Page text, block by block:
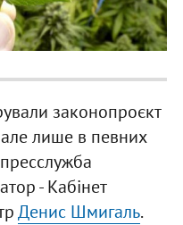
законопроєкт
але лише в певних
- Кабінет
Денис Шмигаль.